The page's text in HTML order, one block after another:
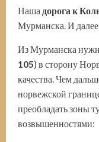
Наша дорога к
Мурманска. И
Из Мурманска
105) в сторону
качества. Чем
норвежской
преобладать зоны
возвышенностями: